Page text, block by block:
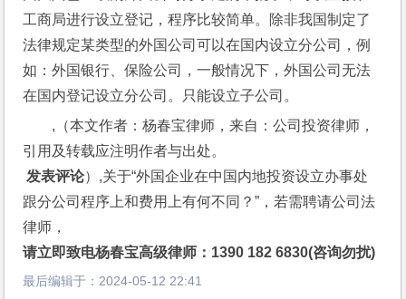
工商局进行设立登记，程序比较简单。除非我国制定了
法律规定某类型的外国公司可以在国内设立分公司，例
如：外国银行、保险公司，一般情况下，外国公司无法
在国内登记设立分公司。只能设立子公司。
,（本文作者：杨春宝律师，来自：公司投资律师，
引用及转载应注明作者与出处。
发表评论）,关于“外国企业在中国内地投资设立办事处
跟分公司程序上和费用上有何不同？”，若需聘请公司法
律师，
请立即致电杨春宝高级律师：1390 182 6830(咨询勿扰)
最后编辑于： 2024-05-12 22:41